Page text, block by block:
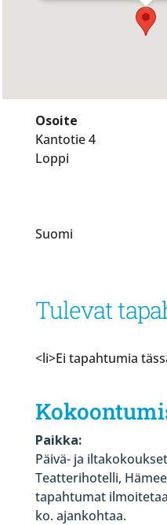
Osoite
Kantotie 4
Loppi
Suomi
Tulevat
<li>Ei tapahtumia
Paikka:
Päivä- ja
Teatterihotelli,
tapahtumat
ko. ajankohtaa.